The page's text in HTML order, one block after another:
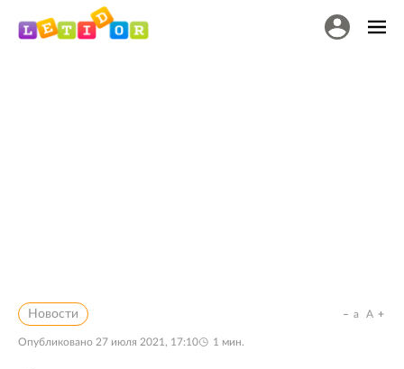
Новости
Опубликовано 27 июля 2021, 17:10 1 мин.
a A